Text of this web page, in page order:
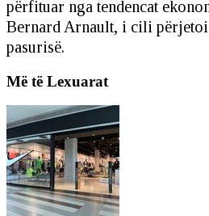
përfituar nga tendencat
Bernard Arnault, i cili
pasurisë.
Më të Lexuarat